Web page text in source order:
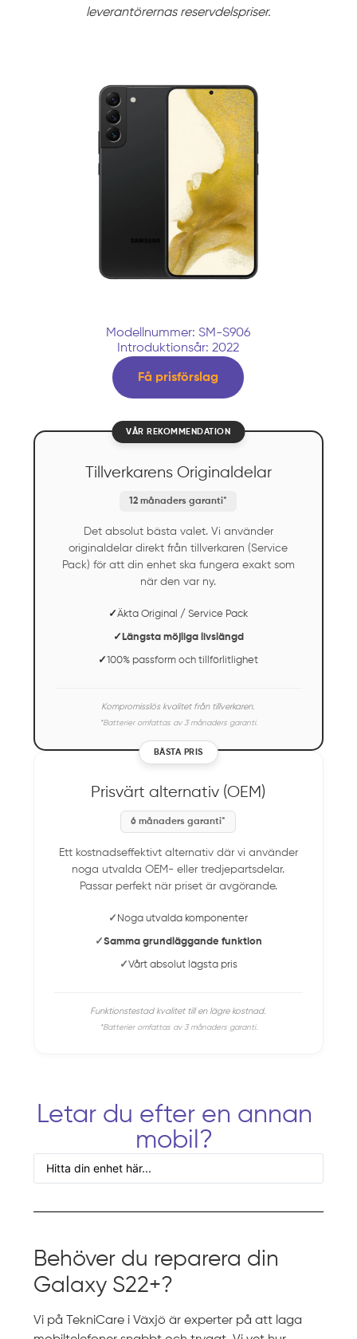
leverantörernas reservdelspriser.
Modellnummer: SM-S906
Introduktionsår: 2022
Få prisförslag
VÅR REKOMMENDATION
Tillverkarens Originaldelar
12 månaders garanti*
Det absolut bästa valet. Vi använder
originaldelar direkt från tillverkaren (Service
Pack) för att din enhet ska fungera exakt som
när den var ny.
✓Äkta Original / Service Pack
✓ Längsta möjliga livslängd
✓100% passform och tillförlitlighet
Kompromisslös kvalitet från tillverkaren.
*Batterier omfattas av 3 månaders garanti.
BÄSTA PRIS
Prisvärt alternativ (OEM)
6 månaders garanti*
Ett kostnadseffektivt alternativ där vi använder
noga utvalda OEM- eller tredjepartsdelar.
Passar perfekt när priset är avgörande.
✓ Noga utvalda komponenter
✓Samma grundläggande funktion
✓Vårt absolut lägsta pris
Funktionstestad kvalitet till en lägre kostnad.
*Batterier omfattas av 3 månaders garanti.
Letar du efter en annan
mobil?
Behöver du reparera din
Galaxy S22+?
Vi på TekniCare i Växjö är experter på att laga